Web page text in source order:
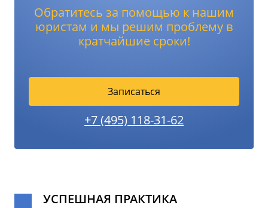
Обратитесь за помощью к нашим
юристам и мы решим проблему в
кратчайшие сроки!
Записаться
+7 (495) 118-31-62
УСПЕШНАЯ ПРАКТИКА